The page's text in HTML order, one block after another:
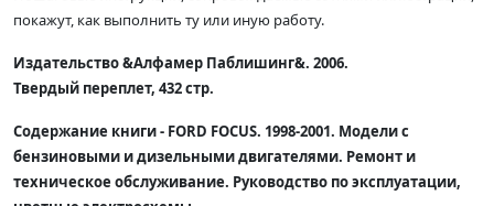
покажут, как выполнить ту или иную работу.
Издательство &Алфамер Паблишинг&. 2006.
Твердый переплет, 432 стр.
Содержание книги - FORD FOCUS. 1998-2001. Модели с
бензиновыми и дизельными двигателями. Ремонт и
техническое обслуживание. Руководство по эксплуатации,